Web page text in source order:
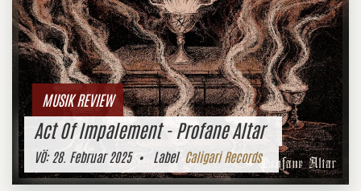
MUSIK REVIEW
Act Of Impalement - Profane Altar
VÖ:28. Februar 2025• Label Caligari Records